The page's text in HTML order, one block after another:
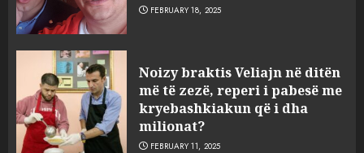
FEBRUARY 18, 2025
Noizy braktis Veliajn në ditën
më të zezë, reperi i pabesë me
kryebashkiakun që i dha
milionat?
FEBRUARY 11, 2025
3
sulmuan “One Albania”,
ngjarja u fsheh. A u vodhën
serverat?
MARCH 25, 2025